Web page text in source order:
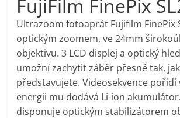
pračky,
televize,
notebooky,
FujiFilm FinePix
Ultrazoom fotoaprát Fujifilm FinePix
optickým zoomem, ve 24mm
objektivu. 3 LCD displej a optický
umožní zachytit záběr přesně tak,
představujete. Videosekvence pořídí
energii mu dodává Li-ion
disponuje optickým stabilizátorem